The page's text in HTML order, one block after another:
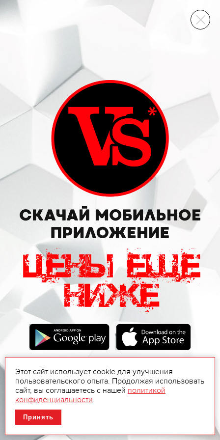
ВИННЫЙ СКЛАД
Этот сайт использует cookie для улучшения
пользовательского опыта. Продолжая использовать
сайт, вы соглашаетесь с нашей политикой
конфиденциальности.
Принять